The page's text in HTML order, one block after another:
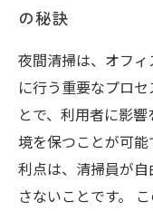
の秘訣
夜間清掃は、オフ
に行う重要なプロ
とで、利用者に影
境を保つことが可
利点は、清掃員が
さないことです。